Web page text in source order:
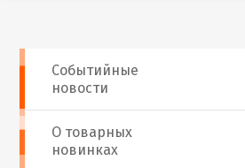
Событийные
новости
О товарных
новинках